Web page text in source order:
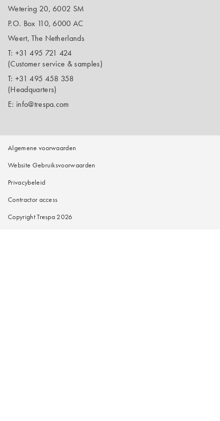
Wetering 20, 6002 SM
P.O. Box 110, 6000 AC
Weert, The Netherlands
T: +31 495 721 424
(Customer service & samples)
T: +31 495 458 358
(Headquarters)
E: info@trespa.com
Algemene voorwaarden
Website Gebruiksvoorwaarden
Privacybeleid
Contractor access
Copyright Trespa 2026